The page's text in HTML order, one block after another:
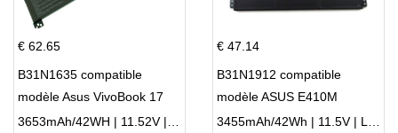
€ 62.65
B31N1635 compatible
modèle Asus VivoBook 17
X705NC X705UA X705UV 3653mAh/42WH | 11.52V | Li-ion ...
€ 47.14
B31N1912 compatible
modèle ASUS E410M
E410MA L410MA
3455mAh/42Wh | 11.5V | Li-ion ...